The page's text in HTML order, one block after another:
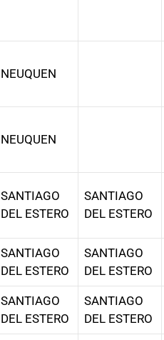
NEUQUEN
NEUQUEN
SANTIAGO
DEL ESTERO
SANTIAGO
DEL ESTERO
SANTIAGO
DEL ESTERO
SANTIAGO
DEL ESTERO
SANTIAGO
DEL ESTERO
SANTIAGO
DEL ESTERO